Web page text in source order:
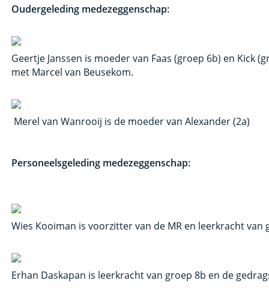
Oudergeleding medezeggenschap:
Geertje Janssen is moeder van Faas (groep 6b) en Kick
met Marcel van Beusekom.
Merel van Wanrooij is de moeder van Alexander (2a)
Personeelsgeleding medezeggenschap:
Wies Kooiman is voorzitter van de MR en leerkracht van
Erhan Daskapan is leerkracht van groep 8b en de